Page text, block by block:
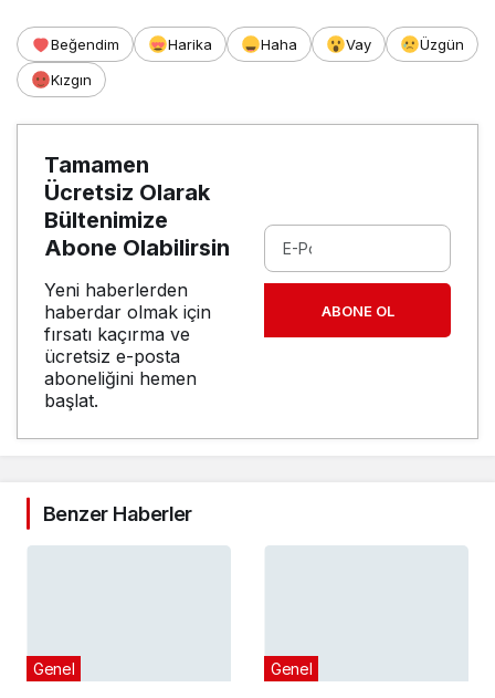
Beğendim Harika Haha Vay
Üzgün
Kızgın
Tamamen
Ücretsiz Olarak
Bültenimize
Abone Olabilirsin
Yeni haberlerden
haberdar olmak için
fırsatı kaçırma ve
ücretsiz e-posta
aboneliğini hemen
başlat.
ABONE OL
Benzer Haberler
Genel Genel